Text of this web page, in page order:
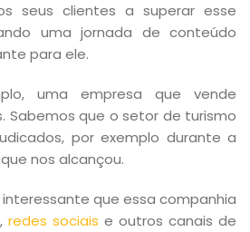
seus clientes a superar esse
uma jornada de conteúdo
para ele.
uma empresa que vende
Sabemos que o setor de turismo
por exemplo durante a
nos alcançou.
interessante que essa companhia
redes sociais e outros canais de